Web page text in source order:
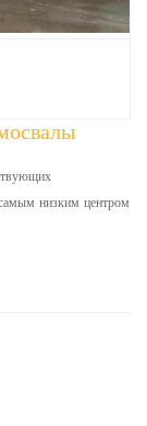
низким центром